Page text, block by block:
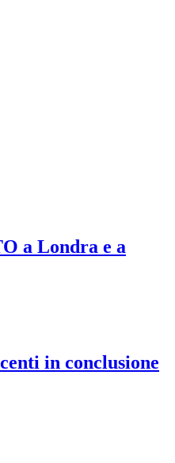
a Londra e a
in conclusione